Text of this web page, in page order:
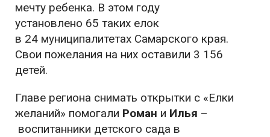
мечту ребенка. В этом году
установлено 65 таких елок
в 24 муниципалитетах Самарского края.
Свои пожелания на них оставили 3 156
детей.
Главе региона снимать открытки с «Елки
желаний» помогали Роман и Илья –
воспитанники детского сада в